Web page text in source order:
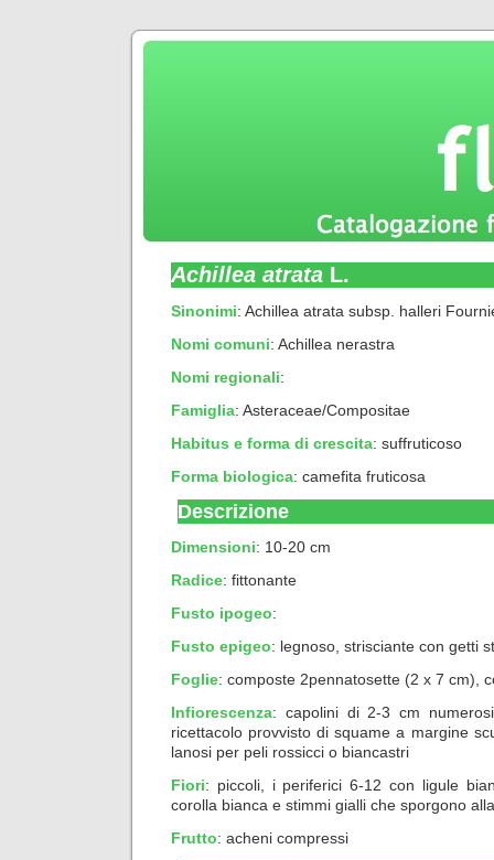
Achillea atrata L.
Sinonimi: Achillea atrata subsp. halleri
Nomi comuni: Achillea nerastra
Nomi regionali:
Famiglia: Asteraceae/Compositae
Habitus e forma di crescita: suffruticoso
Forma biologica: camefita fruticosa
Descrizione
Dimensioni: 10-20 cm
Radice: fittonante
Fusto ipogeo:
Fusto epigeo: legnoso, strisciante con getti
Foglie: composte 2pennatosette (2 x 7 cm),
Infiorescenza: capolini di 2-3 cm
ricettacolo provvisto di squame a margine
lanosi per peli rossicci o biancastri
Fiori: piccoli, i periferici 6-12 con ligule
corolla bianca e stimmi gialli che sporgono
Frutto: acheni compressi